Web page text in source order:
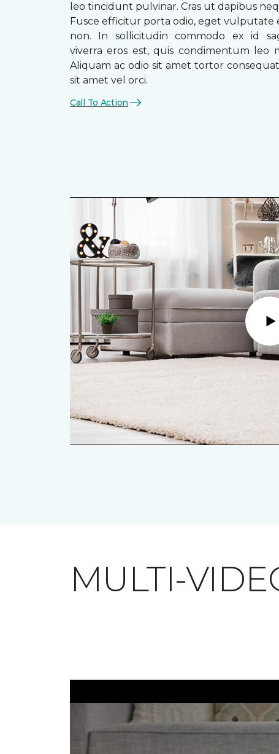
leo tincidunt pulvinar. Cras ut dapibus
Fusce efficitur porta odio, eget vulputate
non. In sollicitudin commodo ex id
viverra eros est, quis condimentum leo
Aliquam ac odio sit amet tortor
sit amet vel orci.
Call To Action
MULTI-